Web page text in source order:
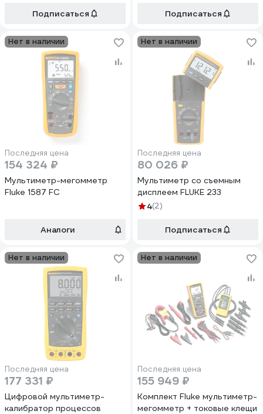
Подписаться Подписаться
Нет в наличии
Последняя цена
154 324 ₽
Мультиметр-мегомметр
Fluke 1587 FC
Аналоги
Нет в наличии
Последняя цена
80 026 ₽
Мультиметр со съемным
дисплеем FLUKE 233
4(2)
Подписаться
Нет в наличии
Последняя цена
177 331 ₽
Цифровой мультиметр-
калибратор процессов
Нет в наличии
Последняя цена
155 949 ₽
Комплект Fluke мультиметр-
мегомметр + токовые клещи